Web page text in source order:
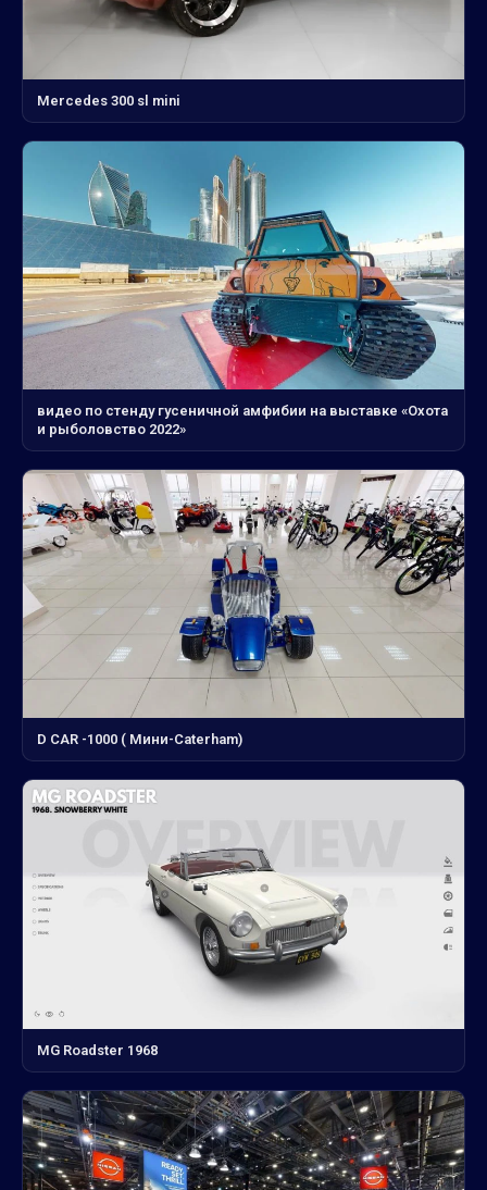
Mercedes 300 sl mini
видео по стенду гусеничной амфибии на выставке «Охота
и рыболовство 2022»
D CAR -1000 ( Мини-Сaterham)
MG Roadster 1968